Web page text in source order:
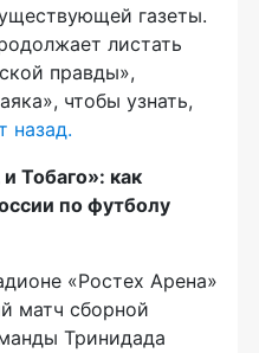
газеты.
листать
правды»,
чтобы узнать,
назад.
Тобаго»: как
по футболу
«Ростех Арена»
матч сборной
Тринидада